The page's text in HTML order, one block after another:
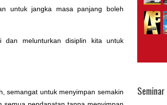
untuk jangka masa panjang boleh
dan melunturkan disiplin kita untuk
semangat untuk menyimpan semakin